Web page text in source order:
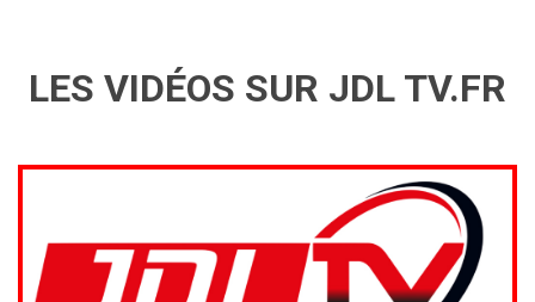
LES VIDÉOS SUR JDL TV.FR